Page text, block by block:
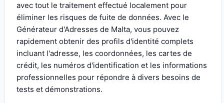
avec tout le traitement effectué localement pour
éliminer les risques de fuite de données. Avec le
Générateur d'Adresses de Malta, vous pouvez
rapidement obtenir des profils d'identité complets
incluant l'adresse, les coordonnées, les cartes de
crédit, les numéros d'identification et les informations
professionnelles pour répondre à divers besoins de
tests et démonstrations.